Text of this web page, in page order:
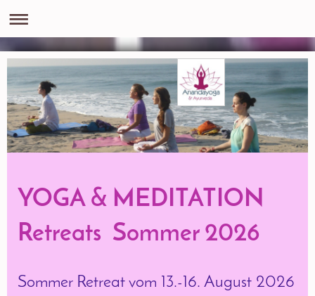
YOGA & MEDITATION
Retreats Sommer 2026
Sommer Retreat vom 13.-16. August 2026